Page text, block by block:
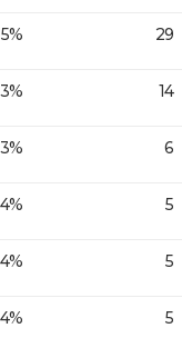
29
14
6
5
5
5